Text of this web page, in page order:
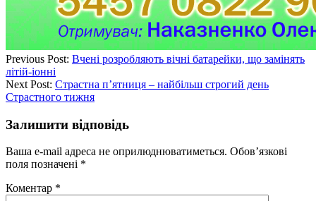
Previous Post: Вчені розробляють вічні батарейки, що замінять
літій-іонні
Next Post: Страстна п’ятниця – найбільш строгий день
Страстного тижня
Залишити відповідь
Ваша e-mail адреса не оприлюднюватиметься. Обов’язкові
поля позначені *
Коментар *